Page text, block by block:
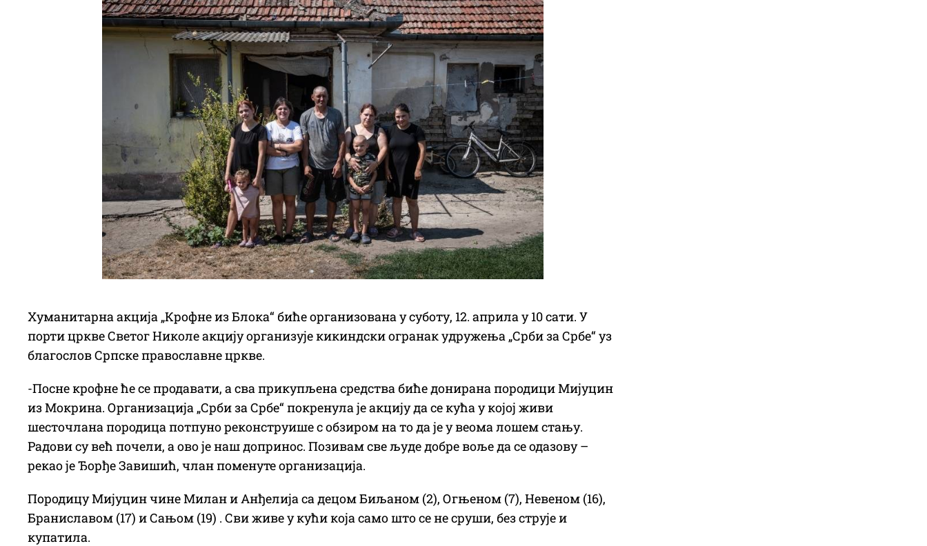
Хуманитарна акција „Крофне из Блока“ биће организована у суботу, 12. априла у 10 сати. У
порти цркве Светог Николе акцију организује кикиндски огранак удружења „Срби за Србе“ уз
благослов Српске православне цркве.
-Посне крофне ће се продавати, а сва прикупљена средства биће донирана породици Мијуцин
из Мокрина. Организација „Срби за Србе“ покренула је акцију да се кућа у којој живи
шесточлана породица потпуно реконструише с обзиром на то да је у веома лошем стању.
Радови су већ почели, а ово је наш допринос. Позивам све људе добре воље да се одазову –
рекао је Ђорђе Завишић, члан поменуте организација.
Породицу Мијуцин чине Милан и Анђелија са децом Биљаном (2), Огњеном (7), Невеном (16),
Браниславом (17) и Сањом (19) . Сви живе у кући која само што се не сруши, без струје и
купатила.